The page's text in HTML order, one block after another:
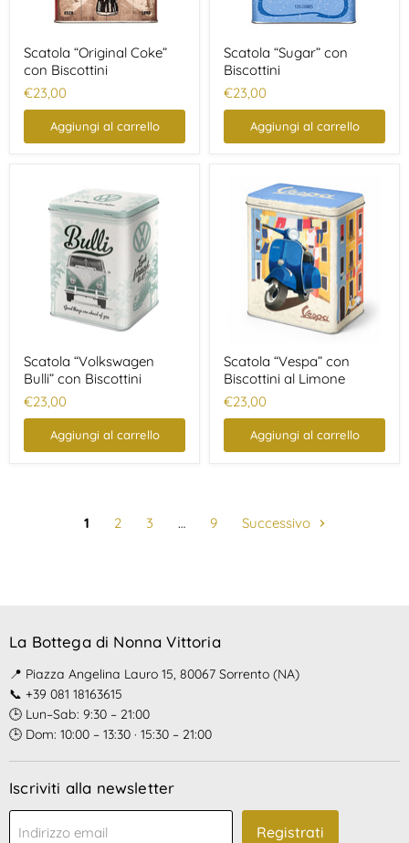
Scatola “Original Coke”
con Biscottini
€23,00
Aggiungi al carrello
Scatola “Sugar” con
Biscottini
€23,00
Aggiungi al carrello
Scatola “Volkswagen
Bulli” con Biscottini
€23,00
Aggiungi al carrello
Scatola “Vespa” con
Biscottini al Limone
€23,00
Aggiungi al carrello
1 2 3 … 9 Successivo
La Bottega di Nonna Vittoria
📍 Piazza Angelina Lauro 15, 80067 Sorrento (NA)
📞 +39 081 18163615
🕒 Lun–Sab: 9:30 – 21:00
🕒 Dom: 10:00 – 13:30 · 15:30 – 21:00
Iscriviti alla newsletter
Indirizzo email Registrati